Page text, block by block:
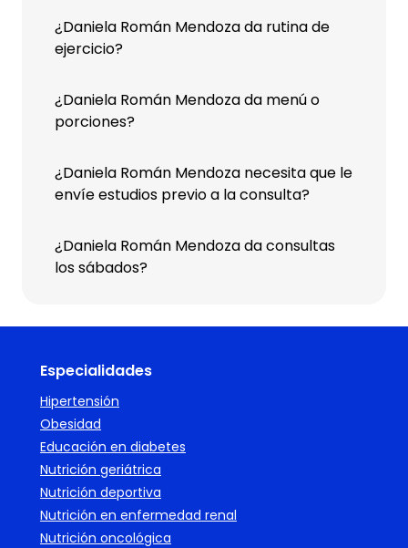
¿Daniela Román Mendoza da rutina de
ejercicio?
¿Daniela Román Mendoza da menú o
porciones?
¿Daniela Román Mendoza necesita que le
envíe estudios previo a la consulta?
¿Daniela Román Mendoza da consultas
los sábados?
Especialidades
Hipertensión
Obesidad
Educación en diabetes
Nutrición geriátrica
Nutrición deportiva
Nutrición en enfermedad renal
Nutrición oncológica